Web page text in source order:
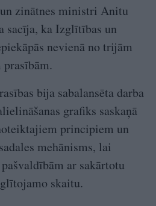
zinātnes ministri Anitu
sacīja, ka Izglītības un
nevienā no trijām
bija sabalansēta darba
grafiks saskaņā
principiem un
mehānisms, lai
ar sakārtotu
skaitu.